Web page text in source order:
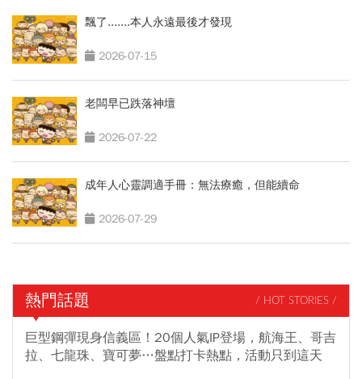
飄了.......本人永遠最後才發現
2026-07-15
老闆早已跌落神壇
2026-07-22
成年人心靈調適手冊：無法療癒，但能續命
2026-07-29
熱門話題 / HOT STORIES /
巨型鋼彈現身信義區！20個人氣IP登場，航海王、哥吉
拉、七龍珠、寶可夢…盤點打卡熱點，活動只到這天